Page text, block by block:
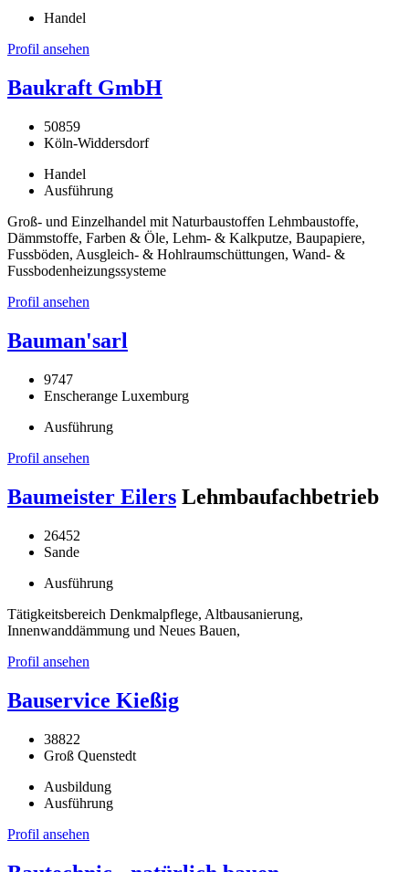
Handel
Profil ansehen
Baukraft GmbH
50859
Köln-Widdersdorf
Handel
Ausführung
Groß- und Einzelhandel mit Naturbaustoffen Lehmbaustoffe,
Dämmstoffe, Farben & Öle, Lehm- & Kalkputze, Baupapiere,
Fussböden, Ausgleich- & Hohlraumschüttungen, Wand- &
Fussbodenheizungssysteme
Profil ansehen
Bauman'sarl
9747
Enscherange Luxemburg
Ausführung
Profil ansehen
Baumeister Eilers Lehmbaufachbetrieb
26452
Sande
Ausführung
Tätigkeitsbereich Denkmalpflege, Altbausanierung,
Innenwanddämmung und Neues Bauen,
Profil ansehen
Bauservice Kießig
38822
Groß Quenstedt
Ausbildung
Ausführung
Profil ansehen